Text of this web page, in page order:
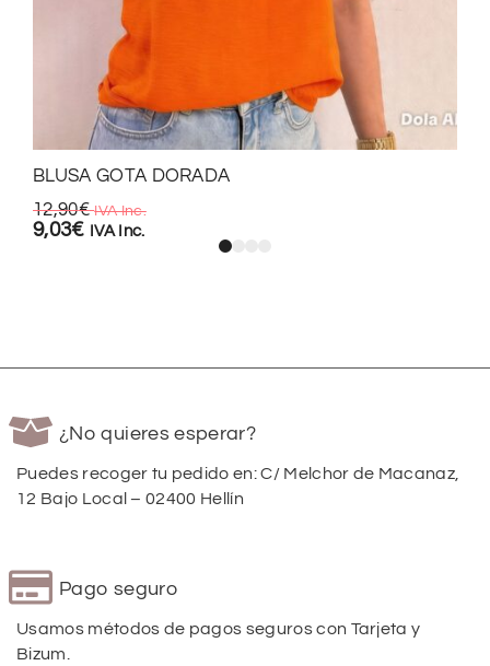
BLUSA GOTA DORADA
12,90€ IVA Inc.
9,03€ IVA Inc.
¿No quieres esperar?
Puedes recoger tu pedido en: C/ Melchor de Macanaz,
12 Bajo Local – 02400 Hellín
Pago seguro
Usamos métodos de pagos seguros con Tarjeta y
Bizum.